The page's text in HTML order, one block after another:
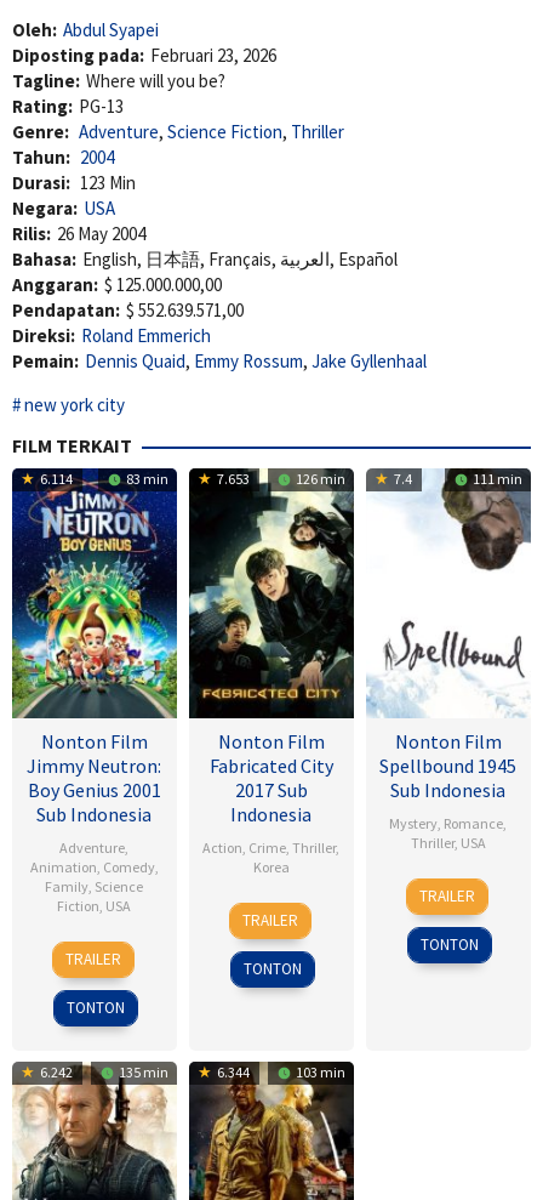
Oleh: Abdul Syapei
Diposting pada: Februari 23, 2026
Tagline: Where will you be?
Rating: PG-13
Genre: Adventure, Science Fiction, Thriller
Tahun: 2004
Durasi: 123 Min
Negara: USA
Rilis: 26 May 2004
Bahasa:
English, 日本語, Français, العربية, Español
Anggaran: $ 125.000.000,00
Pendapatan: $ 552.639.571,00
Direksi: Roland Emmerich
Pemain: Dennis Quaid, Emmy Rossum, Jake Gyllenhaal
new york city
FILM TERKAIT
6.114 83 min
Nonton Film
Jimmy Neutron:
Boy Genius 2001
Sub Indonesia
Adventure,
Animation, Comedy,
Family, Science
Fiction, USA
14
Dec
2001
John
A.
Davis
TRAILER
TONTON
7.653 126 min
Nonton Film
Fabricated City
2017 Sub
Indonesia
Action, Crime,Thriller,
Korea
9
Feb
2017
Lee
Hu-
bin
TRAILER
TONTON
7.4 111 min
Nonton Film
Spellbound 1945
Sub Indonesia
Mystery, Romance,
Thriller, USA
8
Nov
1945
Alfred
Hitchcock
TRAILER
TONTON
6.242 135 min 6.344 103 min